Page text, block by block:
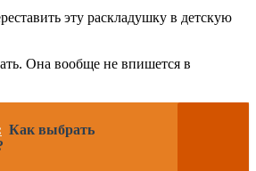
эту раскладушку в детскую
Она вообще не впишется в
Как выбрать